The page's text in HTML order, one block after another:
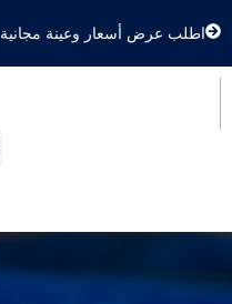
اطلب عرض أسعار وعينة مجانية